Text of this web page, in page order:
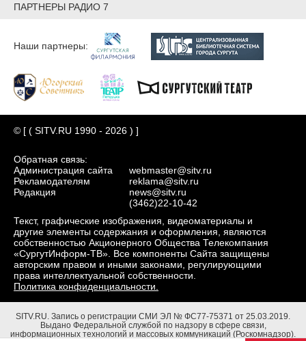
ПАРТНЕРЫ РАДИО 7
Наши партнеры:
© [ ( SITV.RU 1990 - 2026 ) ]
Обратная связь:
Администрация сайта
Рекламодателям
Редакция
webmaster@sitv.ru
reklama@sitv.ru
news@sitv.ru
(3462)22-10-42
Текст, графические изображения, видеоматериалы и
другие элементы содержания и оформления, являются
собственностью Акционерного Общества Телекомпания
«СургутИнформ-ТВ». Все компоненты Сайта защищены
авторским правом и иными законами, регулирующими
права интеллектуальной собственности.
Политика конфиденциальности.
SITV.RU. Запись о регистрации СМИ ЭЛ № ФС77-75371 от 25.03.2019.
Выдано Федеральной службой по надзору в сфере связи,
информационных технологий и массовых коммуникаций (Роскомнадзор).